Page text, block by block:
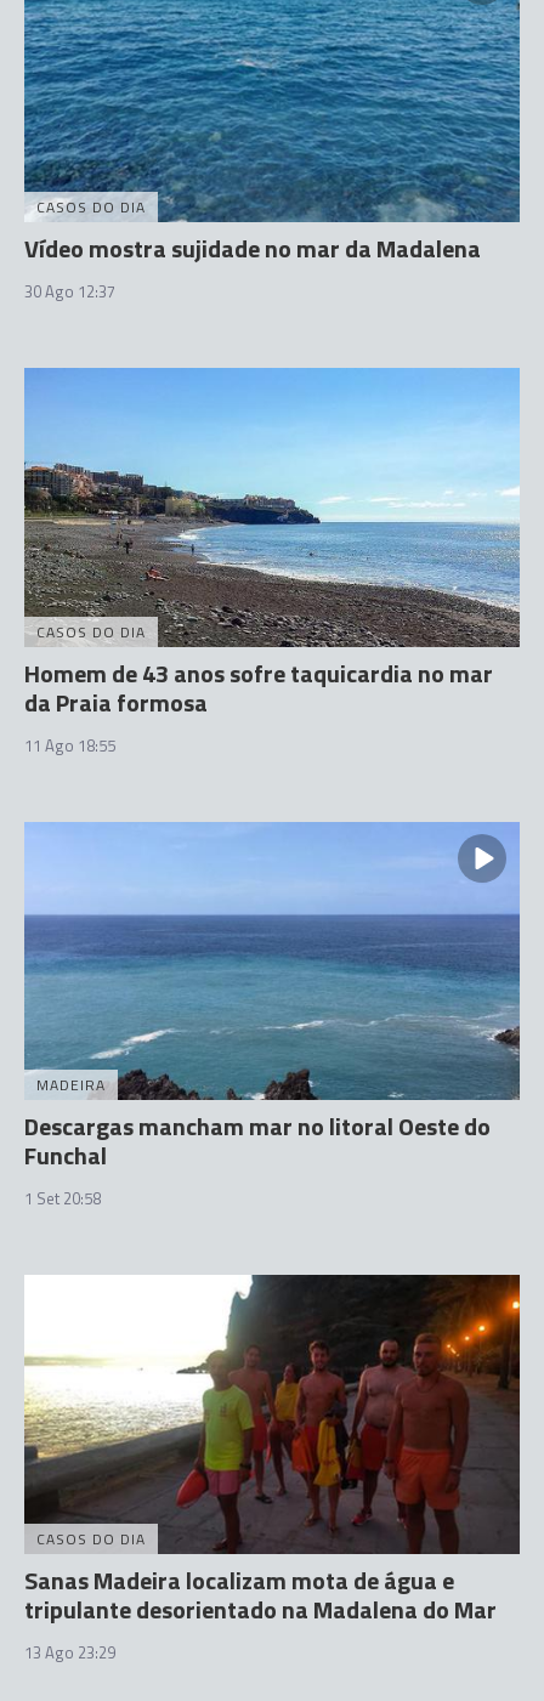
CASOS DO DIA
Vídeo mostra sujidade no mar da Madalena
30 Ago 12:37
CASOS DO DIA
Homem de 43 anos sofre taquicardia no mar
da Praia formosa
11 Ago 18:55
MADEIRA
Descargas mancham mar no litoral Oeste do
Funchal
1 Set 20:58
CASOS DO DIA
Sanas Madeira localizam mota de água e
tripulante desorientado na Madalena do Mar
13 Ago 23:29